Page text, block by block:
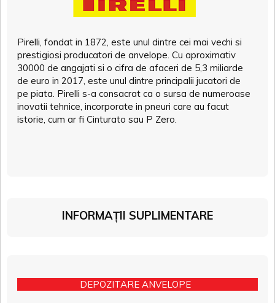
Pirelli, fondat in 1872, este unul dintre cei mai vechi si
prestigiosi producatori de anvelope. Cu aproximativ
30000 de angajati si o cifra de afaceri de 5,3 miliarde
de euro in 2017, este unul dintre principalii jucatori de
pe piata. Pirelli s-a consacrat ca o sursa de numeroase
inovatii tehnice, incorporate in pneuri care au facut
istorie, cum ar fi Cinturato sau P Zero.
INFORMAȚII SUPLIMENTARE
DEPOZITARE ANVELOPE